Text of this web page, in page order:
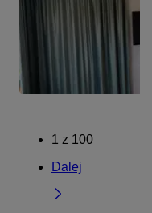
1 z 100
Dalej